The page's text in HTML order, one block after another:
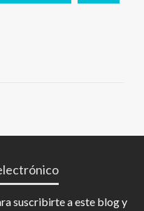
suscribirte a este blog y